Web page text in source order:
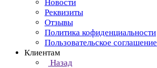
Новости
Реквизиты
Отзывы
Политика кофиденциальности
Пользовательское соглашение
Клиентам
Назад